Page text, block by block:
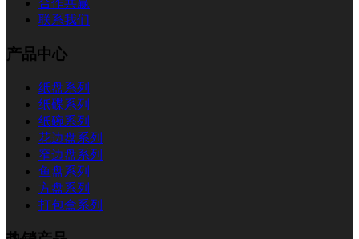
合作共赢
联系我们
产品中心
纸盘系列
纸碟系列
纸碗系列
花边盘系列
窄边盘系列
鱼盘系列
方盘系列
打包盒系列